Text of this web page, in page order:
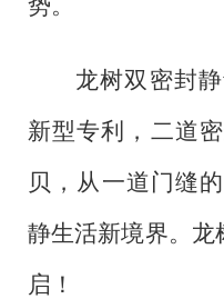
龙树双密封
新型专利，二道
贝，从一道门缝
静生活新境界。龙
启！